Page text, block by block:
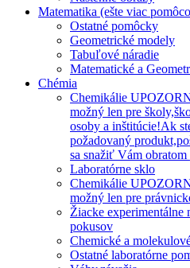
Matematika (ešte viac
Ostatné pomôcky
Geometrické modely
Tabuľové náradie
Matematické a
Chémia
Chemikálie
možný len pre
osoby a inštitúcie!Ak
požadovaný
sa snažiť Vám
Laboratórne sklo
Chemikálie
možný len pre
Žiacke experimentálne
pokusov
Chemické a
Ostatné laboratórne